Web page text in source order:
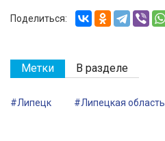
Поделиться:
Метки В разделе
#Липецк #Липецкая область